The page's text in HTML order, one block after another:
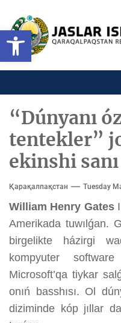
Open toolbar
content
Ózbekstan
“Dúnyanı
tentekler”
ekinshi sanı
Қарақалпақстан Tuesday
William Henry Gates
Amerikada tuwılǵan.
birgelikte házirgi
kompyuter
Microsoft’qa tiykar
onıń basshısı. Ol
diziminde kóp jıllar